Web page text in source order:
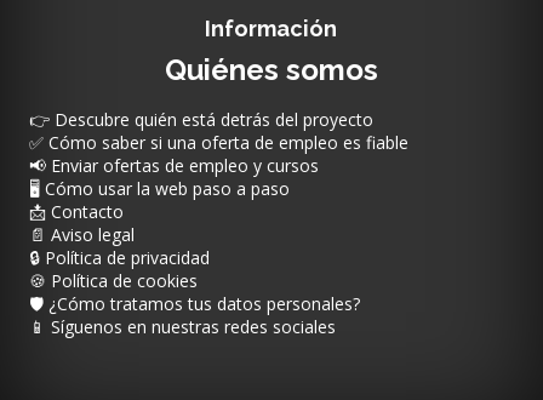
Información
Quiénes somos
👉 Descubre quién está detrás del proyecto
✅ Cómo saber si una oferta de empleo es fiable
📢 Enviar ofertas de empleo y cursos
🖥️ Cómo usar la web paso a paso
📩 Contacto
📄 Aviso legal
🔒 Política de privacidad
🍪 Política de cookies
🛡️ ¿Cómo tratamos tus datos personales?
📱 Síguenos en nuestras redes sociales